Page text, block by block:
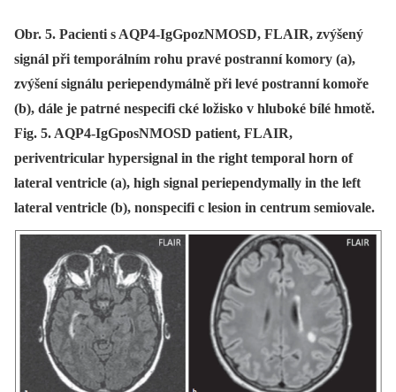
Obr. 5. Pacienti s AQP4-IgGpozNMOSD, FLAIR, zvýšený
signál při temporálním rohu pravé postranní komory (a),
zvýšení signálu periependymálně při levé postranní komoře
(b), dále je patrné nespecifi cké ložisko v hluboké bílé hmotě.
Fig. 5. AQP4-IgGposNMOSD patient, FLAIR,
periventricular hypersignal in the right temporal horn of
lateral ventricle (a), high signal periependymally in the left
lateral ventricle (b), nonspecifi c lesion in centrum semiovale.